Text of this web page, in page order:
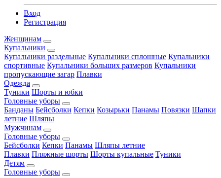
Вход
Регистрация
Женщинам
Купальники
Купальники раздельные Купальники сплошные Купальники
спортивные Купальники больших размеров Купальники
пропускающие загар Плавки
Одежда
Туники Шорты и юбки
Головные уборы
Банданы Бейсболки Кепки Козырьки Панамы Повязки Шапки
летние Шляпы
Мужчинам
Головные уборы
Бейсболки Кепки Панамы Шляпы летние
Плавки Пляжные шорты Шорты купальные Туники
Детям
Головные уборы